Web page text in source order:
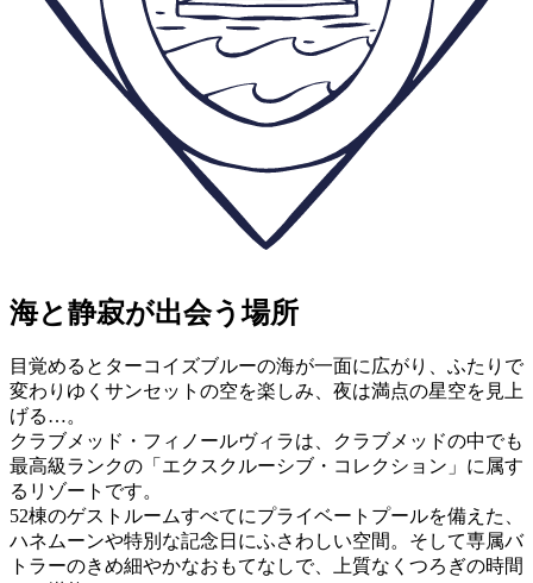
海と静寂が出会う場所
目覚めるとターコイズブルーの海が一面に広がり、ふたりで
変わりゆくサンセットの空を楽しみ、夜は満点の星空を見上
げる…。
クラブメッド・フィノールヴィラは、クラブメッドの中でも
最高級ランクの「エクスクルーシブ・コレクション」に属す
るリゾートです。
52棟のゲストルームすべてにプライベートプールを備えた、
ハネムーンや特別な記念日にふさわしい空間。そして専属バ
トラーのきめ細やかなおもてなしで、上質なくつろぎの時間